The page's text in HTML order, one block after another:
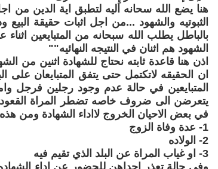
هنا يضع الله سحانه اليه لتطبق اية الدين
الثبوتيه والشهود ...من اجل اثبات حقيقة
بالباطل يطلب الله سبحانه من المتبايعين
الشهود هم اثنان في النتيجه النهائيه""
اذن هنا قاعدة ثابته نحتاج للشهادة اثنين من
ان الحقيقه لاتكتمل حتى يتفق المتبايعان على
المتبايعين في حالة عدم وجود رجلين فرجل
يتعرضن الى ضروف خاصه تضطر المراة
في بعض الاحيان الخروج لااداء الشهادة ومن
1- عدة وفاة الزوج
2- الولاده
3- او غياب المراة عن البلد الذي تقيم فيه